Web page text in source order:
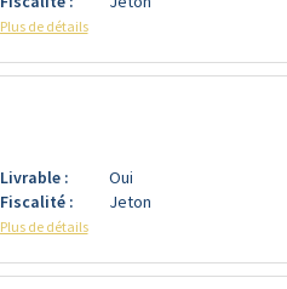
Plus de détails
Livrable :
Oui
Fiscalité :
Jeton
Plus de détails